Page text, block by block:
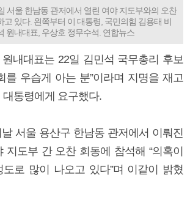
서울 한남동 관저에서 열린 여야 지도부와의 오찬
고 있다. 왼쪽부터 이 대통령, 국민의힘 김용태 비
원내대표, 우상호 정무수석. 연합뉴스
내대표는 22일 김민석 국무총리 후보
를 우습게 아는 분”이라며 지명을 재고
통령에게 요구했다.
서울 용산구 한남동 관저에서 이뤄진
지도부 간 오찬 회동에 참석해 “의혹이
로 많이 나오고 있다”며 이같이 밝혔